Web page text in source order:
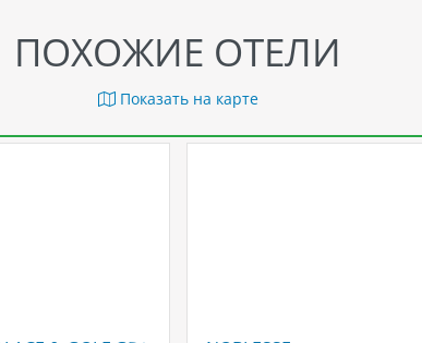
ПОХОЖИЕ ОТЕЛИ
Показать на карте